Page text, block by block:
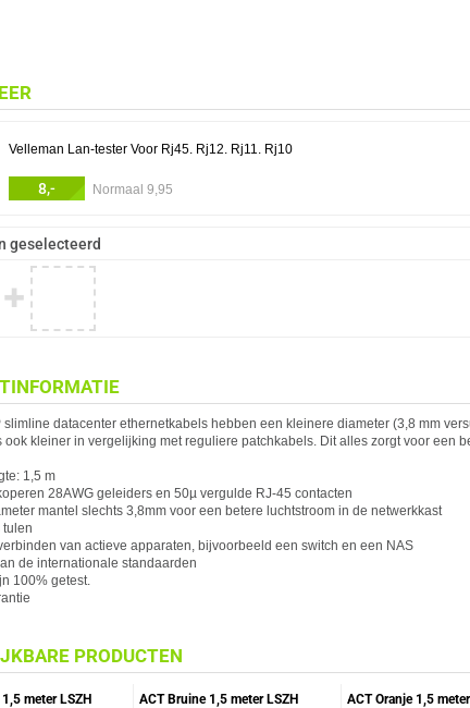
Velleman Lan-tester Voor Rj45. Rj12. Rj11. Rj10
8,- Normaal 9,95
geselecteerd
✚
slimline datacenter ethernetkabels hebben een kleinere diameter (3,8 mm
ook kleiner in vergelijking met reguliere patchkabels. Dit alles zorgt voor een
1,5 m
28AWG geleiders en 50µ vergulde RJ-45 contacten
mantel slechts 3,8mm voor een betere luchtstroom in de netwerkkast
tulen
van actieve apparaten, bijvoorbeeld een switch en een NAS
de internationale standaarden
100% getest.
PRODUCTEN
meter LSZH
ACT Bruine 1,5 meter LSZH
ACT Oranje 1,5